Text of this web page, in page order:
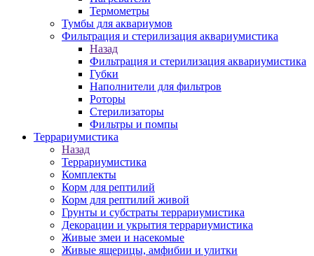
Термометры
Тумбы для аквариумов
Фильтрация и стерилизация аквариумистика
Назад
Фильтрация и стерилизация аквариумистика
Губки
Наполнители для фильтров
Роторы
Стерилизаторы
Фильтры и помпы
Террариумистика
Назад
Террариумистика
Комплекты
Корм для рептилий
Корм для рептилий живой
Грунты и субстраты террариумистика
Декорации и укрытия террариумистика
Живые змеи и насекомые
Живые ящерицы, амфибии и улитки